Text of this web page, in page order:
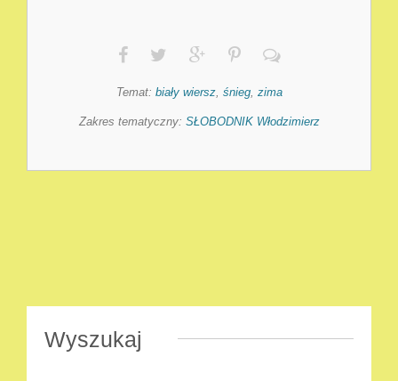
Temat: biały wiersz, śnieg, zima
Zakres tematyczny: SŁOBODNIK Włodzimierz
Wyszukaj